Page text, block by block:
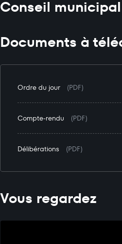
Conseil
Documents à
Ordre du jour (PDF)
Compte-rendu (PDF)
Délibérations (PDF)
Vous regardez